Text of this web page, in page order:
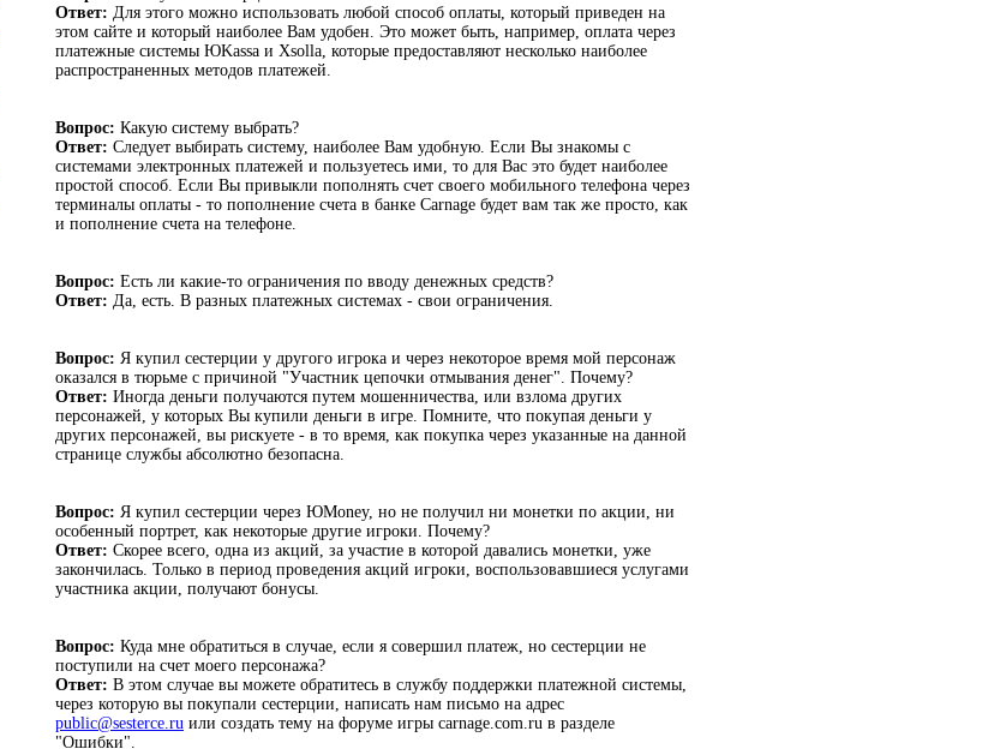
Ответ: Для этого можно использовать любой способ оплаты, который приведен на
этом сайте и который наиболее Вам удобен. Это может быть, например, оплата через
платежные системы ЮKassa и Xsolla, которые предоставляют несколько наиболее
распространенных методов платежей.
Вопрос: Какую систему выбрать?
Ответ: Следует выбирать систему, наиболее Вам удобную. Если Вы знакомы с
системами электронных платежей и пользуетесь ими, то для Вас это будет наиболее
простой способ. Если Вы привыкли пополнять счет своего мобильного телефона через
терминалы оплаты - то пополнение счета в банке Carnage будет вам так же просто, как
и пополнение счета на телефоне.
Вопрос: Есть ли какие-то ограничения по вводу денежных средств?
Ответ: Да, есть. В разных платежных системах - свои ограничения.
Вопрос: Я купил сестерции у другого игрока и через некоторое время мой персонаж
оказался в тюрьме с причиной "Участник цепочки отмывания денег". Почему?
Ответ: Иногда деньги получаются путем мошенничества, или взлома других
персонажей, у которых Вы купили деньги в игре. Помните, что покупая деньги у
других персонажей, вы рискуете - в то время, как покупка через указанные на данной
странице службы абсолютно безопасна.
Вопрос: Я купил сестерции через ЮMoney, но не получил ни монетки по акции, ни
особенный портрет, как некоторые другие игроки. Почему?
Ответ: Скорее всего, одна из акций, за участие в которой давались монетки, уже
закончилась. Только в период проведения акций игроки, воспользовавшиеся услугами
участника акции, получают бонусы.
Вопрос: Куда мне обратиться в случае, если я совершил платеж, но сестерции не
поступили на счет моего персонажа?
Ответ: В этом случае вы можете обратитесь в службу поддержки платежной системы,
через которую вы покупали сестерции, написать нам письмо на адрес
public@sesterce.ru или создать тему на форуме игры carnage.com.ru в разделе
"Ошибки".